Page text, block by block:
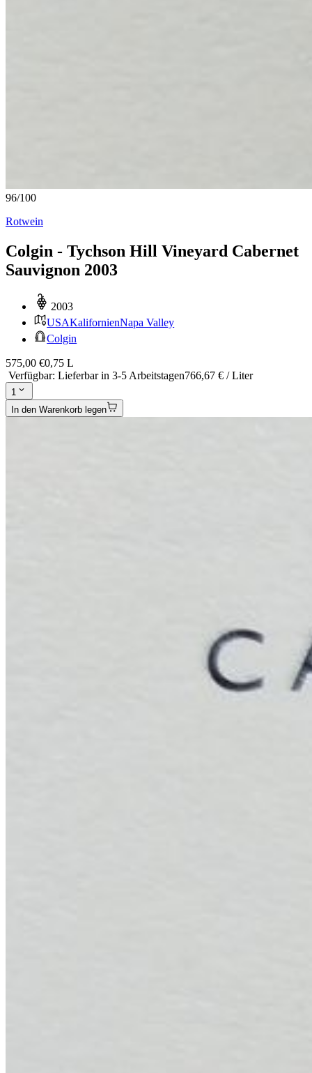
96/100
Rotwein
Colgin - Tychson Hill Vineyard Cabernet
Sauvignon 2003
2003
USAKalifornienNapa Valley
Colgin
575,00 €0,75 L
Verfügbar: Lieferbar in 3-5 Arbeitstagen766,67 € / Liter
1
In den Warenkorb legen